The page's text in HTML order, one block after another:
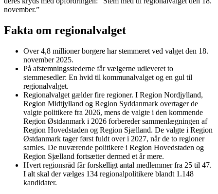
november.”
Fakta om regionalvalget
Over 4,8 millioner borgere har stemmeret ved valget den 18.
november 2025.
På afstemningsstederne får vælgerne udleveret to
stemmesedler: En hvid til kommunalvalget og en gul til
regionalvalget.
Regionalvalget gælder fire regioner. I Region Nordjylland,
Region Midtjylland og Region Syddanmark overtager de
valgte politikere fra 2026, mens de valgte i den kommende
Region Østdanmark i 2026 forbereder sammenlægningen af
Region Hovedstaden og Region Sjælland. De valgte i Region
Østdanmark tager først fuldt over i 2027, når de to regioner
samles. De nuværende politikere i Region Hovedstaden og
Region Sjælland fortsætter dermed et år mere.
Hvert regionsråd får forskelligt antal medlemmer fra 25 til 47.
I alt skal der vælges 134 regionalpolitikere blandt 1.148
kandidater.